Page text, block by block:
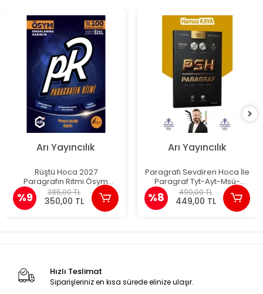
Arı Yayıncılık
Rüştü Hoca 2027
Paragrafın Ritmi Ösym
Sınavlarına Hazırlık
%9 385,00 TL
350,00 TL
Arı Yayıncılık
Paragrafı Sevdiren Hoca İle
Paragraf Tyt-Ayt-Msü-
Kpss-Ales-Dgs Hamza
Kaya
%8 490,00 TL
449,00 TL
Hızlı Teslimat
Siparişleriniz en kısa sürede elinize ulaşır.